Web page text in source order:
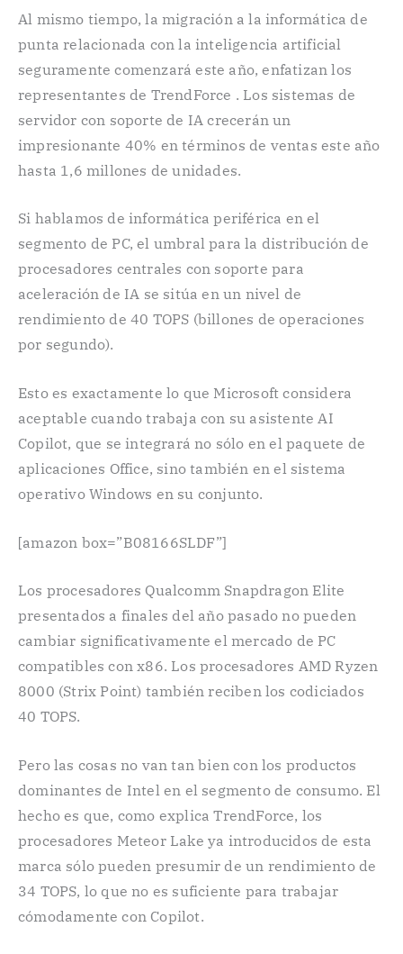
Al mismo tiempo, la migración a la informática de
punta relacionada con la inteligencia artificial
seguramente comenzará este año, enfatizan los
representantes de TrendForce . Los sistemas de
servidor con soporte de IA crecerán un
impresionante 40% en términos de ventas este año
hasta 1,6 millones de unidades.
Si hablamos de informática periférica en el
segmento de PC, el umbral para la distribución de
procesadores centrales con soporte para
aceleración de IA se sitúa en un nivel de
rendimiento de 40 TOPS (billones de operaciones
por segundo).
Esto es exactamente lo que Microsoft considera
aceptable cuando trabaja con su asistente AI
Copilot, que se integrará no sólo en el paquete de
aplicaciones Office, sino también en el sistema
operativo Windows en su conjunto.
[amazon box=”B08166SLDF”]
Los procesadores Qualcomm Snapdragon Elite
presentados a finales del año pasado no pueden
cambiar significativamente el mercado de PC
compatibles con x86. Los procesadores AMD Ryzen
8000 (Strix Point) también reciben los codiciados
40 TOPS.
Pero las cosas no van tan bien con los productos
dominantes de Intel en el segmento de consumo. El
hecho es que, como explica TrendForce, los
procesadores Meteor Lake ya introducidos de esta
marca sólo pueden presumir de un rendimiento de
34 TOPS, lo que no es suficiente para trabajar
cómodamente con Copilot.